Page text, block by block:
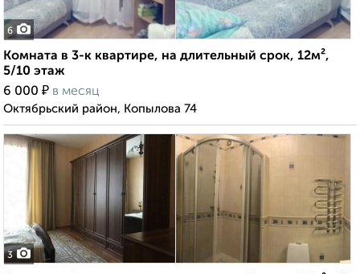
6
Комната в 3-к квартире, на длительный срок, 12м²,
5/10 этаж
6 000 ₽ в месяц
Октябрьский район, Копылова 74
3